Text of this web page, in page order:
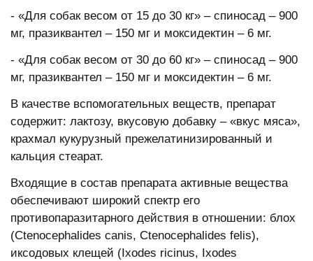
- «Для собак весом от 15 до 30 кг» – спиносад – 900
мг, празиквантел – 150 мг и моксидектин – 6 мг.
- «Для собак весом от 30 до 60 кг» – спиносад – 900
мг, празиквантел – 150 мг и моксидектин – 6 мг.
В качестве вспомогательных веществ, препарат
содержит: лактозу, вкусовую добавку – «вкус мяса»,
крахмал кукурузный прежелатинизированный и
кальция стеарат.
Входящие в состав препарата активные вещества
обеспечивают широкий спектр его
противопаразитарного действия в отношении: блох
(Ctenocephalides canis, Ctenocephalides felis),
иксодовых клещей (Ixodes ricinus, Ixodes